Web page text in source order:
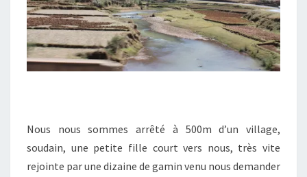
Nous nous sommes arrêté à 500m d’un village,
soudain, une petite fille court vers nous, très vite
rejointe par une dizaine de gamin venu nous demander